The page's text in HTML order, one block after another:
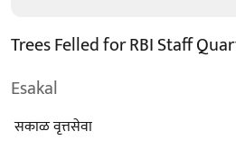
Trees Felled for RBI Staff
Esakal
​ ​​​सकाळ वृत्तसेवा